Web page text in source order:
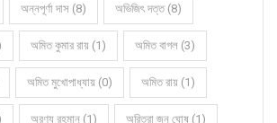
অন্নপূর্ণা দাস (8) অভিজিৎ দত্ত (8)
অমিত কুমার রায় (1) অমিত বাগল (3)
অমিত মুখোপাধ্যায় (0) অমিত রায় (1)
অরণ্য রহমান (1) অরিত্রা জুন ঘোষ (1)